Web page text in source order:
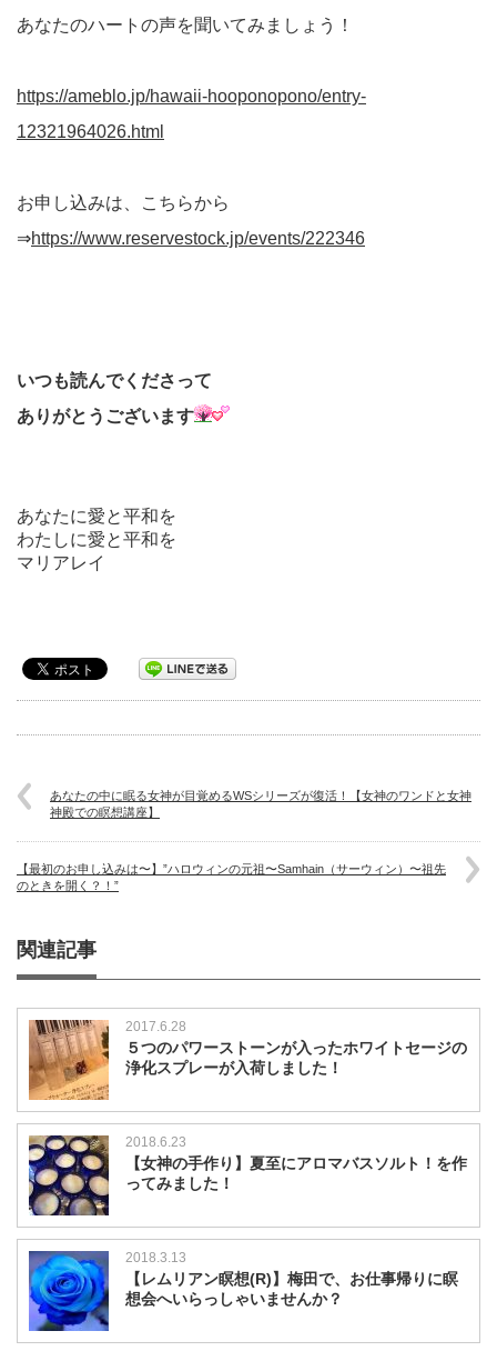
あなたのハートの声を聞いてみましょう！
https://ameblo.jp/hawaii-hooponopono/entry-
12321964026.html
お申し込みは、こちらから
⇒https://www.reservestock.jp/events/222346
いつも読んでくださって
ありがとうございます
あなたに愛と平和を
わたしに愛と平和を
マリアレイ
あなたの中に眠る女神が目覚めるWSシリーズが復活！【女神のワンドと女神
神殿での瞑想講座】
【最初のお申し込みは〜】”ハロウィンの元祖〜Samhain（サーウィン）〜祖先
のときを開く？！”
関連記事
2017.6.28
５つのパワーストーンが入ったホワイトセージの
浄化スプレーが入荷しました！
2018.6.23
【女神の手作り】夏至にアロマバスソルト！を作
ってみました！
2018.3.13
【レムリアン瞑想(R)】梅田で、お仕事帰りに瞑
想会へいらっしゃいませんか？